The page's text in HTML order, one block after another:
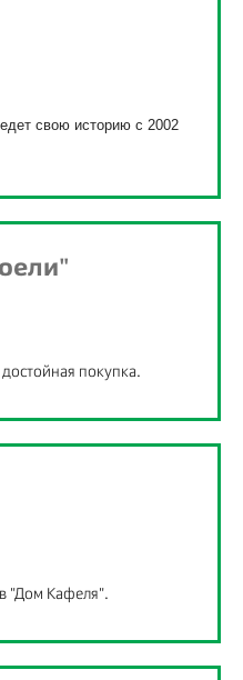
свою историю с 2002
покупка.
"Дом Кафеля".